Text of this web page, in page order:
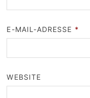
E-MAIL-ADRESSE *
WEBSITE